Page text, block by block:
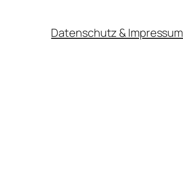
Datenschutz & Impressum